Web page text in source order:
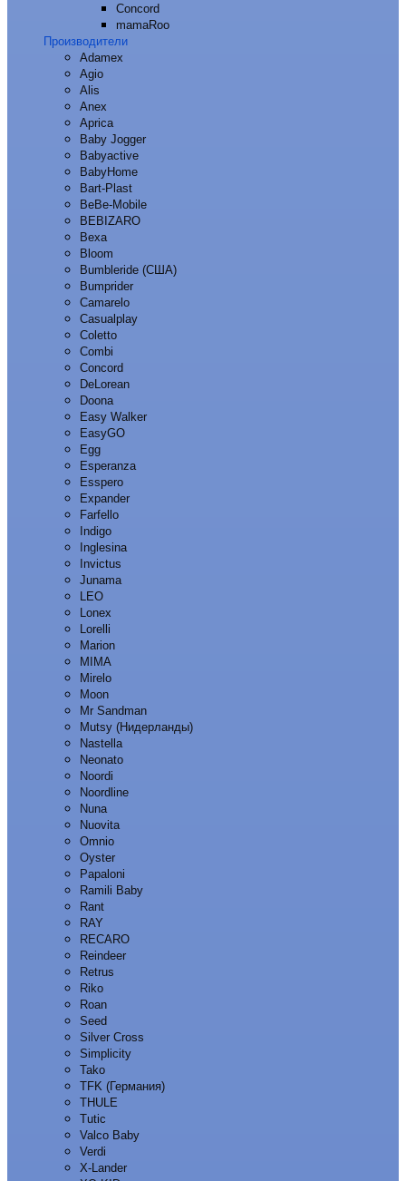
Concord
mamaRoo
Производители
Adamex
Agio
Alis
Anex
Aprica
Baby Jogger
Babyactive
BabyHome
Bart-Plast
BeBe-Mobile
BEBIZARO
Bexa
Bloom
Bumbleride (США)
Bumprider
Camarelo
Casualplay
Coletto
Combi
Concord
DeLorean
Doona
Easy Walker
EasyGO
Egg
Esperanza
Esspero
Expander
Farfello
Indigo
Inglesina
Invictus
Junama
LEO
Lonex
Lorelli
Marion
MIMA
Mirelo
Moon
Mr Sandman
Mutsy (Нидерланды)
Nastella
Neonato
Noordi
Noordline
Nuna
Nuovita
Omnio
Oyster
Papaloni
Ramili Baby
Rant
RAY
RECARO
Reindeer
Retrus
Riko
Roan
Seed
Silver Cross
Simplicity
Tako
TFK (Германия)
THULE
Tutic
Valco Baby
Verdi
X-Lander